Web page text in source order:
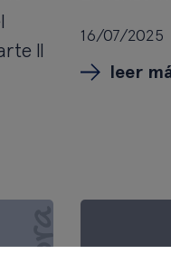
II
16/07/2025
leer